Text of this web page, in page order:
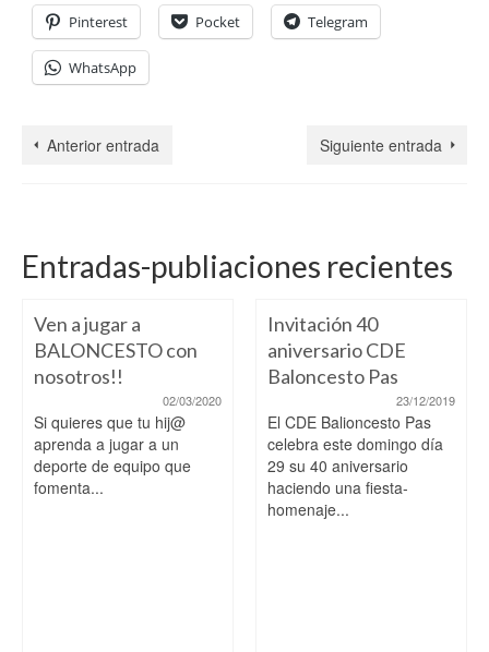
Pinterest Pocket Telegram
WhatsApp
Anterior entrada Siguiente entrada
Entradas-publiaciones recientes
Ven a jugar a
BALONCESTO con
nosotros!!
02/03/2020
Si quieres que tu hij@
aprenda a jugar a un
deporte de equipo que
fomenta...
Invitación 40
aniversario CDE
Baloncesto Pas
23/12/2019
El CDE Balioncesto Pas
celebra este domingo día
29 su 40 aniversario
haciendo una fiesta-
homenaje...